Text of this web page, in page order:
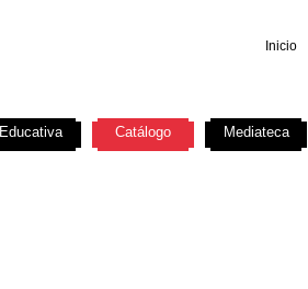
Inicio
Educativa Catálogo Mediateca